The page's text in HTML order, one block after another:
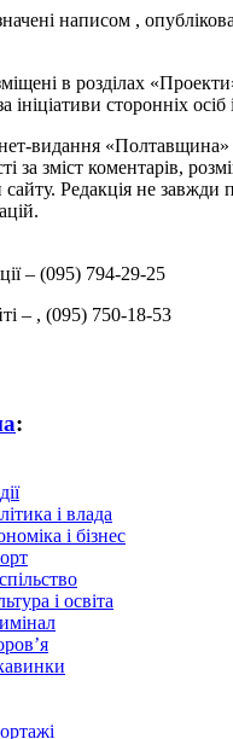
написом ,
в розділах
ініціативи сторонніх
видання «Полтавщина»
за зміст коментарів,
Редакція не завжди
– (095) 794-29-25
– , (095) 750-18-53
:
і влада
і бізнес
і освіта